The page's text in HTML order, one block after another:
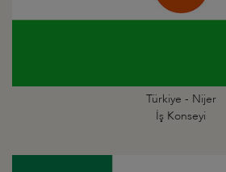
Türkiye - Nijer
İş Konseyi